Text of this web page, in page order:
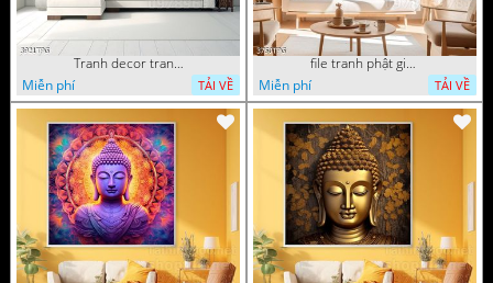
Tranh decor trang trí tường Phật giáo
Miễn phí
TẢI VỀ
file tranh phật giáo mẫu mới nhất
Miễn phí
TẢI VỀ